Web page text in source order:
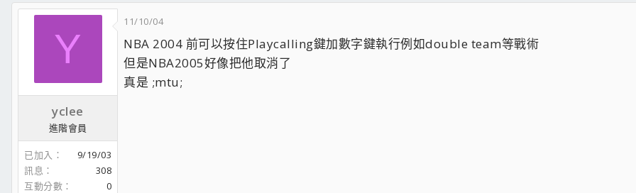
Y
yclee
進階會員
已加入
9/19/03
訊息
308
互動分數
0
11/10/04
NBA 2004 前可以按住Playcalling鍵加數字鍵執行例如double team等戰術
但是NBA2005好像把他取消了
真是 ;mtu;